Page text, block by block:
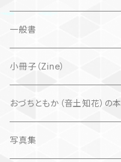
子ども
自然科学絵本
楽しいお話
大人にも
一般書
海外翻訳
文芸、小説
問題提起
国内
文芸、小説
小冊子（Zine）
猫
おづちともか（音土知花）の本
ZINE
写真集